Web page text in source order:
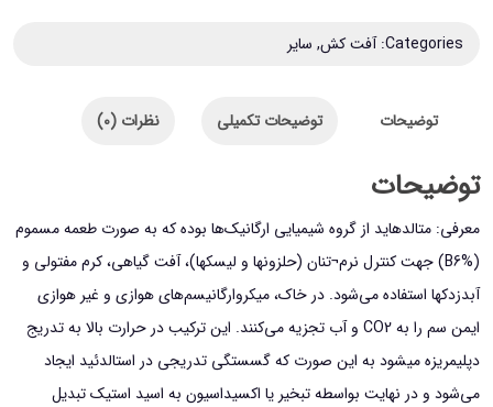
زرپاش
کیلوگرم
عدد
Categories: آفت کش, سایر
توضیحات توضیحات تکمیلی نظرات (0)
توضیحات
معرفی: متالدهاید از گروه شیمیایی ارگانیک‌ها بوده که به صورت طعمه مسموم
(B6%) جهت کنترل نرم¬تنان (حلزونها و لیسکها)، آفت گیاهی، کرم مفتولی و
آبدزدکها استفاده می‌شود. در خاک، میکروارگانیسم‌های هوازی و غیر هوازی
ایمن سم را به CO2 و آب تجزیه می‌کنند. این ترکیب در حرارت بالا به تدریج
دپلیمریزه میشود به این صورت که گسستگی تدریجی در استالدئید ایجاد
می‌شود و در نهایت بواسطه تبخیر یا اکسیداسیون به اسید استیک تبدیل